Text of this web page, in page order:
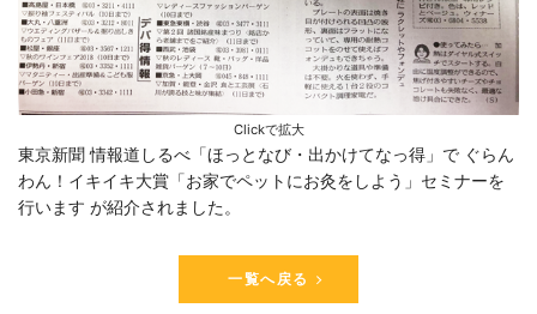
Clickで拡大
東京新聞 情報道しるべ「ほっとなび・出かけてなっ得」で ぐらん
わん！イキイキ大賞「お家でペットにお灸をしよう」セミナーを
行います が紹介されました。
一覧へ戻る